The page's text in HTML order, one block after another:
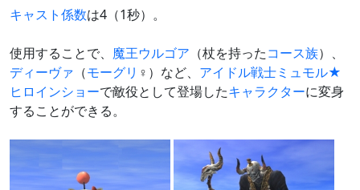
キャスト係数は4（1秒）。
使用することで、 魔王ウルゴア （杖を持ったコース族）、
ディーヴァ （モーグリ ♀）など、 アイドル戦士ミュモル★
ヒロインショーで敵役として登場したキャラクターに変身
することができる。